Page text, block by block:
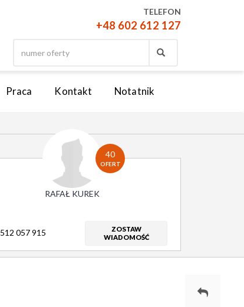
TELEFON
+48 602 612 127
Praca Kontakt Notatnik
40
OFERT
RAFAŁ KUREK
512 057 915
ZOSTAW
WIADOMOŚĆ